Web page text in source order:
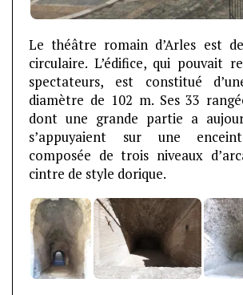
Le théâtre romain d’Arles est
circulaire. L’édifice, qui pouvait
spectateurs, est constitué
diamètre de 102 m. Ses 33
dont une grande partie a
s’appuyaient sur une
composée de trois niveaux
cintre de style dorique.